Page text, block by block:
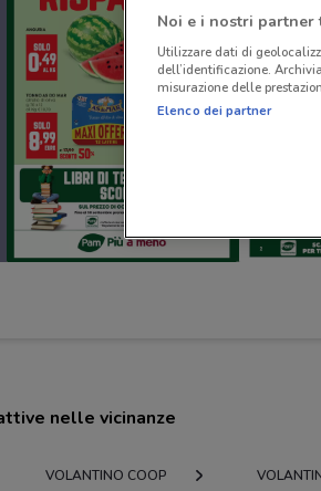
nelle vicinanze
VOLANTINO COOP
Noi e i nostri
Utilizzare dati di
dell’identificazione.
misurazione delle
Elenco dei partner